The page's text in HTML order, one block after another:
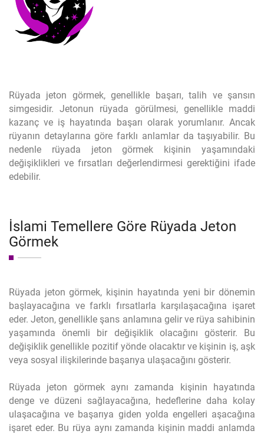
Rüyada jeton görmek, genellikle başarı, talih ve şansın
simgesidir. Jetonun rüyada görülmesi, genellikle maddi
kazanç ve iş hayatında başarı olarak yorumlanır. Ancak
rüyanın detaylarına göre farklı anlamlar da taşıyabilir. Bu
nedenle rüyada jeton görmek kişinin yaşamındaki
değişiklikleri ve fırsatları değerlendirmesi gerektiğini ifade
edebilir.
İslami Temellere Göre Rüyada Jeton
Görmek
Rüyada jeton görmek, kişinin hayatında yeni bir dönemin
başlayacağına ve farklı fırsatlarla karşılaşacağına işaret
eder. Jeton, genellikle şans anlamına gelir ve rüya sahibinin
yaşamında önemli bir değişiklik olacağını gösterir. Bu
değişiklik genellikle pozitif yönde olacaktır ve kişinin iş, aşk
veya sosyal ilişkilerinde başarıya ulaşacağını gösterir.
Rüyada jeton görmek aynı zamanda kişinin hayatında
denge ve düzeni sağlayacağına, hedeflerine daha kolay
ulaşacağına ve başarıya giden yolda engelleri aşacağına
işaret eder. Bu rüya aynı zamanda kişinin maddi anlamda